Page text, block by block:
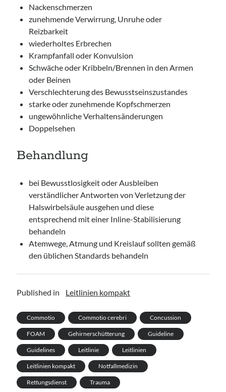
Nackenschmerzen
zunehmende Verwirrung, Unruhe oder
Reizbarkeit
wiederholtes Erbrechen
Krampfanfall oder Konvulsion
Schwäche oder Kribbeln/Brennen in den Armen
oder Beinen
Verschlechterung des Bewusstseinszustandes
starke oder zunehmende Kopfschmerzen
ungewöhnliche Verhaltensänderungen
Doppelsehen
Behandlung
bei Bewusstlosigkeit oder Ausbleiben
verständlicher Antworten von Verletzung der
Halswirbelsäule ausgehen und diese
entsprechend mit einer Inline-Stabilisierung
behandeln
Atemwege, Atmung und Kreislauf sollten gemäß
den üblichen Standards behandeln
Published in Leitlinien kompakt
Commotio Commotio cerebri Concussion
FOAM Gehirnerschütterung Guideline
Guidelines Leitlinie Leitlinien
Leitlinien kompakt Notfallmedizin
Rettungsdienst Trauma